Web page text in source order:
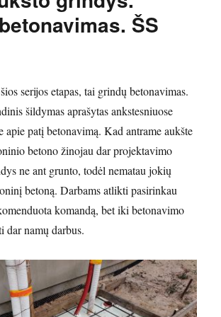
ŠS
serijos etapas, tai grindų betonavimas.
šildymas aprašytas ankstesniuose
apie patį betonavimą. Kad antrame aukšte
betono žinojau dar projektavimo
ne ant grunto, todėl nematau jokių
betoną. Darbams atlikti pasirinkau
komandą, bet iki betonavimo
dar namų darbus.